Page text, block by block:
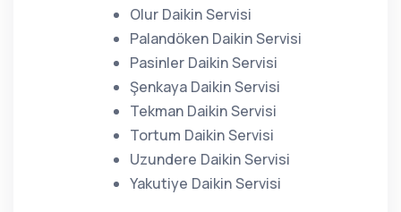
Olur Daikin Servisi
Palandöken Daikin Servisi
Pasinler Daikin Servisi
Şenkaya Daikin Servisi
Tekman Daikin Servisi
Tortum Daikin Servisi
Uzundere Daikin Servisi
Yakutiye Daikin Servisi